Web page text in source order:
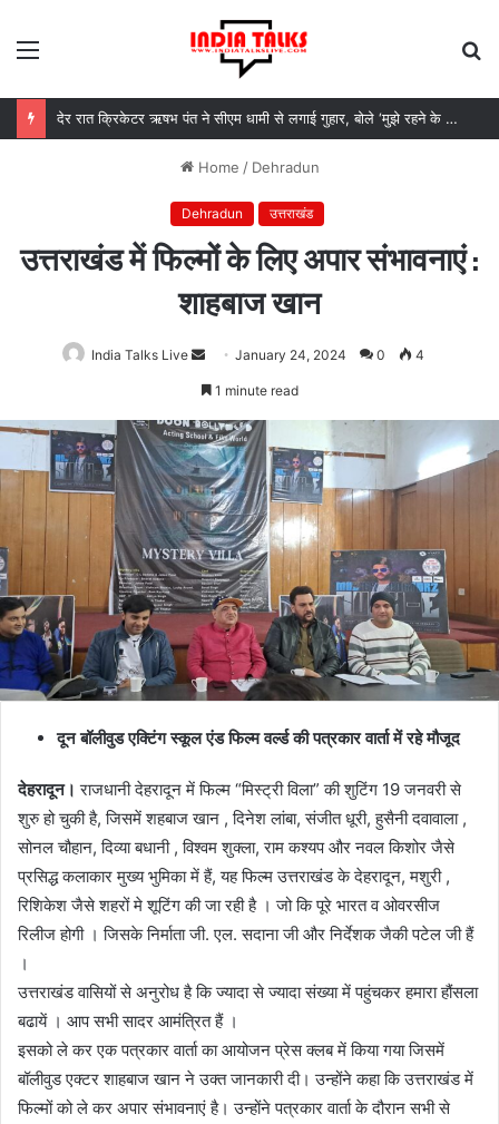
देर रात क्रिकेटर ऋषभ पंत ने सीएम धामी से लगाई गुहार, बोले ‘मुझे रहने के लिए जगह नहीं मिल रही’
Home / Dehradun
Dehradun उत्तराखंड
उत्तराखंड में फिल्मों के लिए अपार संभावनाएं :
शाहबाज खान
India Talks Live
Send
an
January 24, 2024 0 4
1 minute read
दून बॉलीवुड एक्टिंग स्कूल एंड फिल्म वर्ल्ड की पत्रकार वार्ता में रहे मौजूद
देहरादून। राजधानी देहरादून में फिल्म “मिस्ट्री विला” की शुटिंग 19 जनवरी से
शुरु हो चुकी है, जिसमें शहबाज खान , दिनेश लांबा, संजीत धूरी, हुसैनी दवावाला ,
सोनल चौहान, दिव्या बधानी , विश्वम शुक्ला, राम कश्यप और नवल किशोर जैसे
प्रसिद्ध कलाकार मुख्य भुमिका में हैं, यह फिल्म उत्तराखंड के देहरादून, मशुरी ,
रिशिकेश जैसे शहरों मे शूटिंग की जा रही है । जो कि पूरे भारत व ओवरसीज
रिलीज होगी । जिसके निर्माता जी. एल. सदाना जी और निर्देशक जैकी पटेल जी हैं
।
उत्तराखंड वासियों से अनुरोध है कि ज्यादा से ज्यादा संख्या में पहुंचकर हमारा हौंसला
बढायें । आप सभी सादर आमंत्रित हैं ।
इसको ले कर एक पत्रकार वार्ता का आयोजन प्रेस क्लब में किया गया जिसमें
बॉलीवुड एक्टर शाहबाज खान ने उक्त जानकारी दी। उन्होंने कहा कि उत्तराखंड में
फिल्मों को ले कर अपार संभावनाएं है। उन्होंने पत्रकार वार्ता के दौरान सभी से